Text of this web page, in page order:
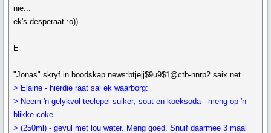
nie...
ek's desperaat :o))
E
"Jonas" skryf in boodskap news:btjejj$9u9$1@ctb-nnrp2.saix.net...
> Elaine - hierdie raat sal ek waarborg:
> Neem 'n gelykvol teelepel suiker; sout en koeksoda - meng op 'n
blikke coke
> (250ml) - gevul met lou water. Meng goed. Snuif daarmee 3 maal